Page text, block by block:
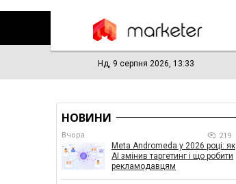
Нд, 9 серпня 2026, 13:33
НОВИНИ
Вчора 219
Meta Andromeda у 2026 році: як
AI змінив таргетинг і що робити
рекламодавцям